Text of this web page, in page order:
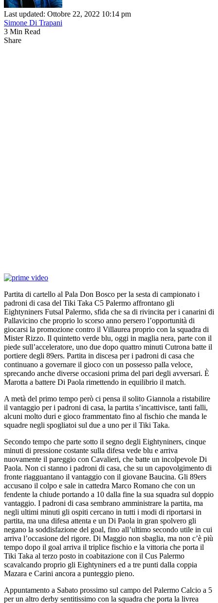
Last updated: Ottobre 22, 2022 10:14 pm
Simone Di Trapani
3 Min Read
Share
Partita di cartello al Pala Don Bosco per la sesta di campionato i
padroni di casa del Tiki Taka C5 Palermo affrontano gli
Eightyniners Futsal Palermo, sfida che sa di rivincita per i canarini di
Pallavicino che proprio lo scorso anno persero l’opportunità di
giocarsi la promozione contro il Villaurea proprio con la squadra di
Mister Rizzo. Il quintetto verde blu, oggi in maglia nera, parte con il
piede sull’acceleratore, uno due dopo quattro minuti Cutrona batte il
portiere degli 89ers. Partita in discesa per i padroni di casa che
continuano a governare il gioco con un possesso palla veloce,
sprecando anche diverse occasioni prima del pari degli avversari. È
Marotta a battere Di Paola rimettendo in equilibrio il match.
A metà del primo tempo però ci pensa il solito Giannola a ristabilire
il vantaggio per i padroni di casa, la partita s’incattivisce, tanti falli,
alcuni molto duri e gioco frammentato fino al fischio che manda le
squadre negli spogliatoi sul due a uno per il Tiki Taka.
Secondo tempo che parte sotto il segno degli Eightyniners, cinque
minuti di pressione costante sulla difesa vede blu e arriva
nuovamente il pareggio con Cavalieri, che batte un incolpevole Di
Paola. Non ci stanno i padroni di casa, che su un capovolgimento di
fronte riagguantano il vantaggio con il giovane Baucina. Gli 89ers
accusano il colpo e sale in cattedra Marco Romano che con un
fendente la chiude portando a 10 dalla fine la sua squadra sul doppio
vantaggio. I padroni di casa sembrano amministrare la partita, ma
negli ultimi minuti gli ospiti cercano in tutti i modi di riportarsi in
partita, ma una difesa attenta e un Di Paola in gran spolvero gli
negano la soddisfazione del goal, fino all’ultimo secondo utile in cui
arriva l’occasione del rigore. Di Maggio non sbaglia, ma non c’è più
tempo dopo il goal arriva il triplice fischio e la vittoria che porta il
Tiki Taka al terzo posto in coabitazione con il Cus Palermo
scavalcando proprio gli Eightyniners ed a tre punti dalla coppia
Mazara e Carini ancora a punteggio pieno.
Appuntamento a Sabato prossimo sul campo del Palermo Calcio a 5
per un altro derby sentitissimo con la squadra che porta la livrea